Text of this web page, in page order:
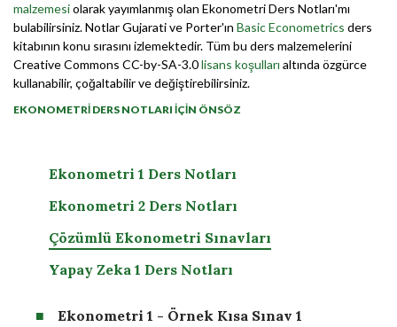
malzemesiolarak yayımlanmış olan Ekonometri Ders Notları'mı
bulabilirsiniz. Notlar Gujarati ve Porter'ın Basic Econometrics ders
kitabının konu sırasını izlemektedir. Tüm bu ders malzemelerini
Creative Commons CC-by-SA-3.0lisans koşulları altında özgürce
kullanabilir, çoğaltabilir ve değiştirebilirsiniz.
EKONOMETRİ DERS NOTLARI İÇİN ÖNSÖZ
Ekonometri 1 Ders Notları
Ekonometri 2 Ders Notları
Çözümlü Ekonometri Sınavları
Ekonometri 1 - Örnek Kısa Sınav 1
Yapay Zeka 1 Ders Notları